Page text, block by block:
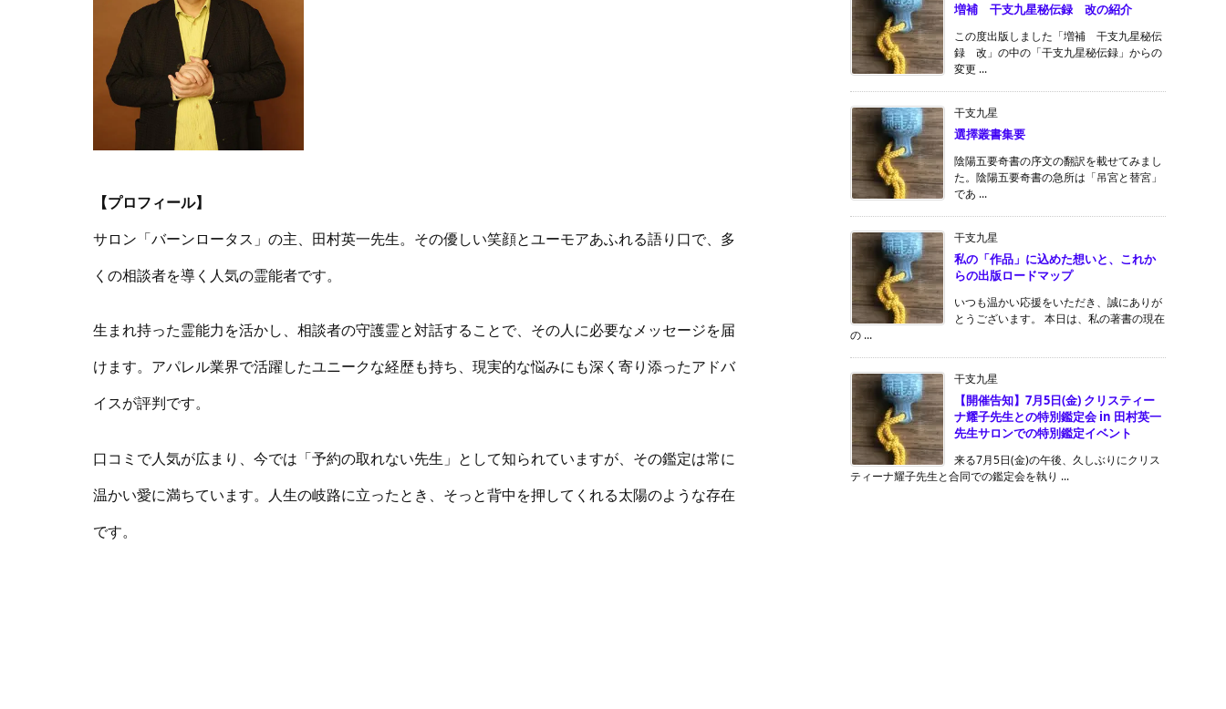
【プロフィール】
サロン「バーンロータス」の主、田村英一先生。その優しい笑顔とユーモアあふれる語り口で、多
くの相談者を導く人気の霊能者です。
生まれ持った霊能力を活かし、相談者の守護霊と対話することで、その人に必要なメッセージを届
けます。アパレル業界で活躍したユニークな経歴も持ち、現実的な悩みにも深く寄り添ったアドバ
イスが評判です。
口コミで人気が広まり、今では「予約の取れない先生」として知られていますが、その鑑定は常に
温かい愛に満ちています。人生の岐路に立ったとき、そっと背中を押してくれる太陽のような存在
です。
増補 干支九星秘伝録 改の紹介
この度出版しました「増補 干支九星秘伝
録 改」の中の「干支九星秘伝録」からの
変更 ...
干支九星
選擇叢書集要
陰陽五要奇書の序文の翻訳を載せてみまし
た。陰陽五要奇書の急所は「吊宮と替宮」
であ ...
干支九星
私の「作品」に込めた想いと、これか
らの出版ロードマップ
いつも温かい応援をいただき、誠にありが
とうございます。 本日は、私の著書の現在
の ...
干支九星
【開催告知】7月5日(金) クリスティー
ナ耀子先生との特別鑑定会 in 田村英一
先生サロンでの特別鑑定イベント
来る7月5日(金)の午後、久しぶりにクリス
ティーナ耀子先生と合同での鑑定会を執り ...